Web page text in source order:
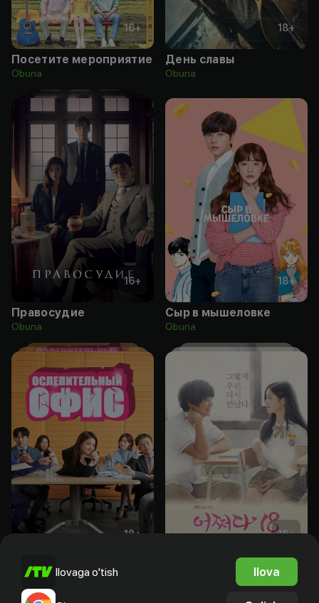
16+
Посетите мероприятие
Obuna
18+
День славы
Obuna
16+
Правосудие
Obuna
18+
Сыр в мышеловке
Obuna
18 +
Ослепительный офис
Obuna
16+
Нечаянно 18
Ilovaga o'tish Ilova